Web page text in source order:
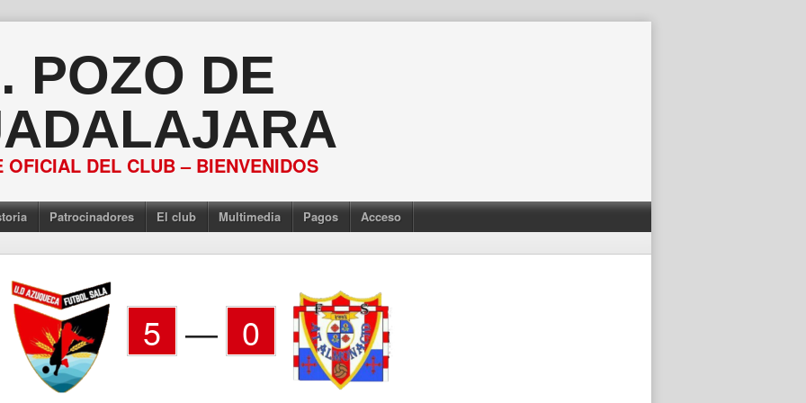
POZO DE
OFICIAL DEL CLUB – BIENVENIDOS
Patrocinadores El club Multimedia Pagos Acceso
5 — 0